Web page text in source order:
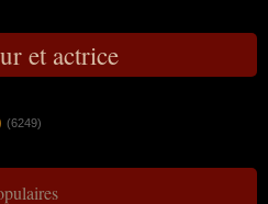
et actrice
(6249)